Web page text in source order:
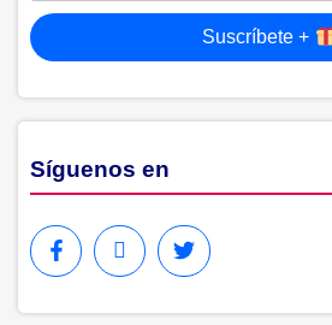
Suscríbete +
Síguenos en